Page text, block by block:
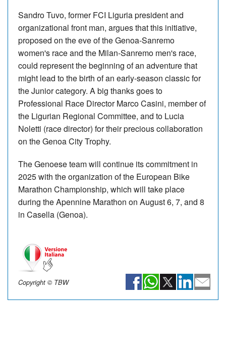
Sandro Tuvo, former FCI Liguria president and
organizational front man, argues that this initiative,
proposed on the eve of the Genoa-Sanremo
women's race and the Milan-Sanremo men's race,
could represent the beginning of an adventure that
might lead to the birth of an early-season classic for
the Junior category. A big thanks goes to
Professional Race Director Marco Casini, member of
the Ligurian Regional Committee, and to Lucia
Noletti (race director) for their precious collaboration
on the Genoa City Trophy.
The Genoese team will continue its commitment in
2025 with the organization of the European Bike
Marathon Championship, which will take place
during the Apennine Marathon on August 6, 7, and 8
in Casella (Genoa).
Copyright © TBW